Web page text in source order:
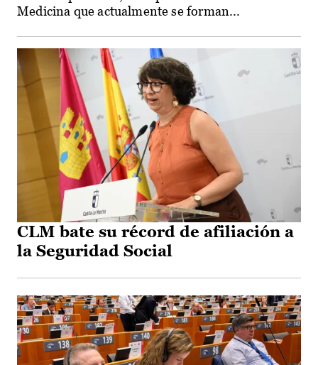
Medicina que actualmente se forman...
CLM bate su récord de afiliación a
la Seguridad Social